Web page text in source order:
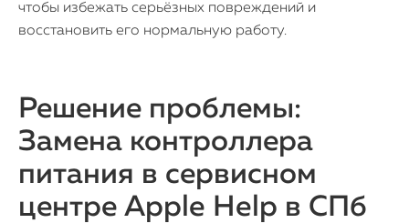
чтобы избежать серьёзных повреждений и
восстановить его нормальную работу.
Решение проблемы:
Замена контроллера
питания в сервисном
центре Apple Help в СПб